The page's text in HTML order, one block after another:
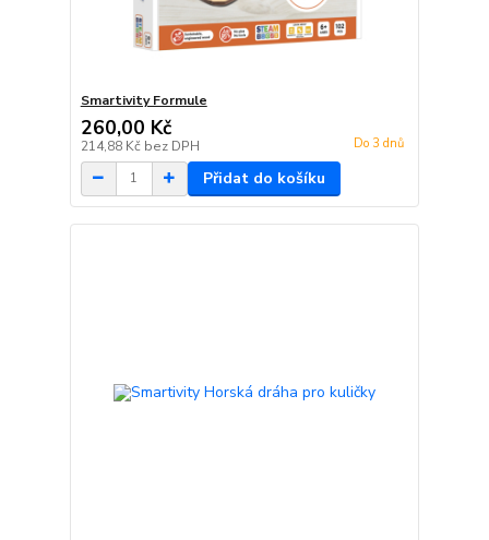
Smartivity Formule
260,00 Kč
214,88 Kč bez DPH Do 3 dnů
Přidat do košíku